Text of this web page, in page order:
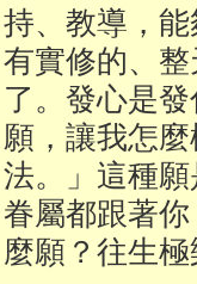
持、教導，
有實修的、
了。發心是
願，讓我怎
法。」這種
眷屬都跟著
麼願？往生